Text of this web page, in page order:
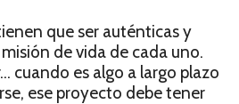
que ser auténticas y
de vida de cada uno.
cuando es algo a largo plazo
ese proyecto debe tener